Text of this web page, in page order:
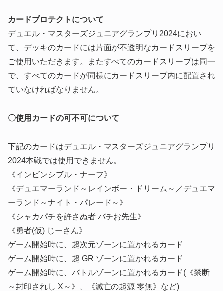
カードプロテクトについて
デュエル・マスターズジュニアグランプリ2024におい
て、デッキのカードには片面が不透明なカードスリーブを
ご使用いただきます。またすべてのカードスリーブは同一
で、すべてのカードが同様にカードスリーブ内に配置され
ていなければなりません。
〇使用カードの可不可について
下記のカードはデュエル・マスターズジュニアグランプリ
2024本戦では使用できません。
《インビンシブル・ナーフ》
《デュエマーランド～レインボー・ドリーム～／デュエマ
ーランド～ナイト・パレード～》
《シャカパチを許さぬ者 バチお先生》
《勇者(仮) じーさん》
ゲーム開始時に、超次元ゾーンに置かれるカード
ゲーム開始時に、超 GR ゾーンに置かれるカード
ゲーム開始時に、バトルゾーンに置かれるカード(《禁断
～封印されし X～》、《滅亡の起源 零無》など)